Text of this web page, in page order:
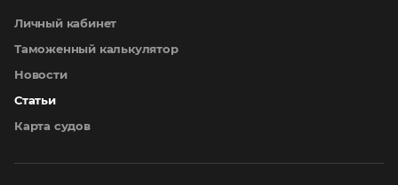
Личный кабинет
Таможенный калькулятор
Новости
Статьи
Карта судов